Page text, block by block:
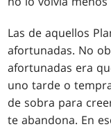
Las de aquellos
afortunadas. No
afortunadas era
uno tarde o
de sobra para
te abandona. En